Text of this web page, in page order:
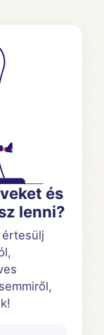
és
lenni?
értesülj